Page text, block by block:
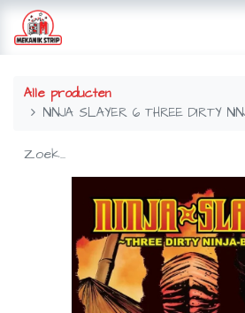
Alle producten
NINJA SLAYER 6 THREE DIRTY